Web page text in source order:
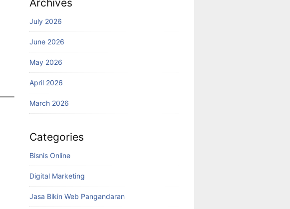
Archives
July 2026
June 2026
May 2026
April 2026
March 2026
Categories
Bisnis Online
Digital Marketing
Jasa Bikin Web Pangandaran